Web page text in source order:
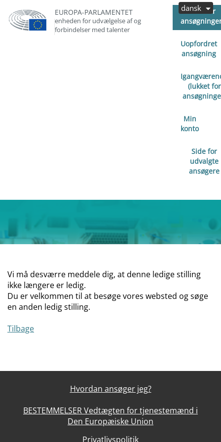
EUROPA-PARLAMENTET
enheden for udvælgelse af og
forbindelser med talenter
Åben for
Uopfordret
ansøgning
(lukket for
Min
konto
Side for
udvalgte
ansøgere
dansk
Vi må desværre meddele dig, at denne ledige stilling
ikke længere er ledig.
Du er velkommen til at besøge vores websted og søge
en anden ledig stilling.
Tilbage
Hvordan ansøger jeg?
BESTEMMELSER Vedtægten for tjenestemænd i
Den Europæiske Union
Privatlivspolitik